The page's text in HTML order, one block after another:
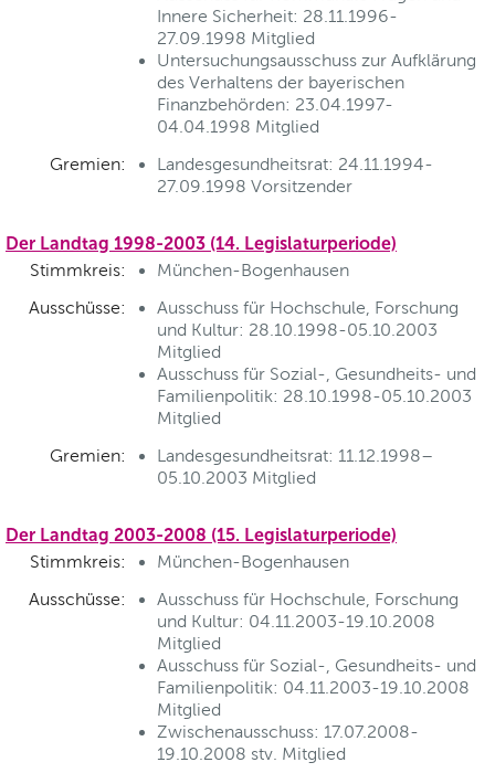
Innere Sicherheit: 28.11.1996-
27.09.1998 Mitglied
Untersuchungsausschuss zur Aufklärung
des Verhaltens der bayerischen
Finanzbehörden: 23.04.1997-
04.04.1998 Mitglied
Gremien:
Landesgesundheitsrat: 24.11.1994-
27.09.1998 Vorsitzender
Der Landtag 1998-2003 (14. Legislaturperiode)
Stimmkreis:
München-Bogenhausen
Ausschüsse:
Ausschuss für Hochschule, Forschung
und Kultur: 28.10.1998-05.10.2003
Mitglied
Ausschuss für Sozial-, Gesundheits- und
Familienpolitik: 28.10.1998-05.10.2003
Mitglied
Gremien:
Landesgesundheitsrat: 11.12.1998–
05.10.2003 Mitglied
Der Landtag 2003-2008 (15. Legislaturperiode)
Stimmkreis:
München-Bogenhausen
Ausschüsse:
Ausschuss für Hochschule, Forschung
und Kultur: 04.11.2003-19.10.2008
Mitglied
Ausschuss für Sozial-, Gesundheits- und
Familienpolitik: 04.11.2003-19.10.2008
Mitglied
Zwischenausschuss: 17.07.2008-
19.10.2008 stv. Mitglied